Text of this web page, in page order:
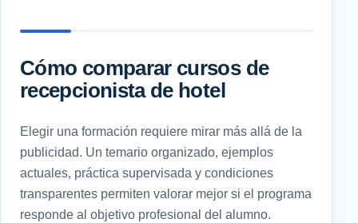
Cómo comparar cursos de
recepcionista de hotel
Elegir una formación requiere mirar más allá de la
publicidad. Un temario organizado, ejemplos
actuales, práctica supervisada y condiciones
transparentes permiten valorar mejor si el programa
responde al objetivo profesional del alumno.